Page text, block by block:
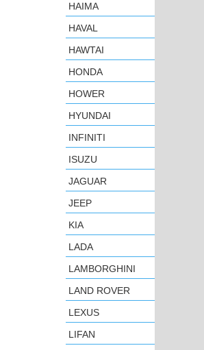
HAIMA
HAVAL
HAWTAI
HONDA
HOWER
HYUNDAI
INFINITI
ISUZU
JAGUAR
JEEP
KIA
LADA
LAMBORGHINI
LAND ROVER
LEXUS
LIFAN